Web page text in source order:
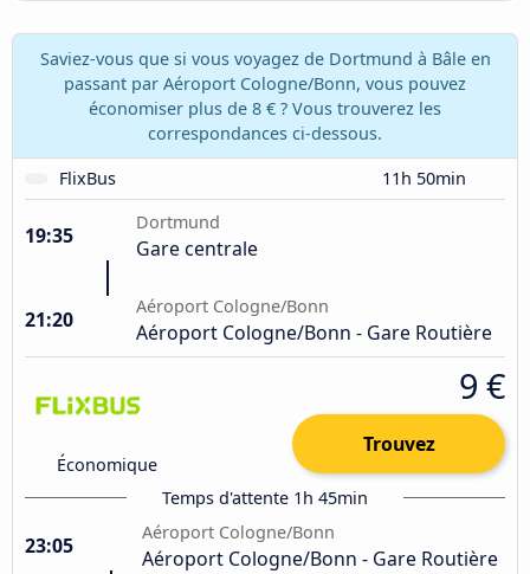
Saviez-vous que si vous voyagez de Dortmund à Bâle en
passant par Aéroport Cologne/Bonn, vous pouvez
économiser plus de 8 € ? Vous trouverez les
correspondances ci-dessous.
FlixBus
11h 50min
19:35
Dortmund
Gare centrale
21:20
Aéroport Cologne/Bonn
Aéroport Cologne/Bonn - Gare Routière
Économique
9 €
Trouvez
Temps d'attente 1h 45min
23:05
Aéroport Cologne/Bonn
Aéroport Cologne/Bonn - Gare Routière